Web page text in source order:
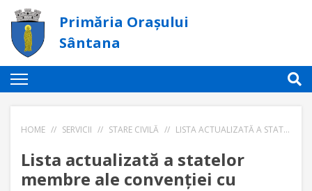
Primăria Orașului
Sântana
HOME // SERVICII // STARE CIVILĂ // LISTA ACTUALIZATĂ A STATELOR MEMBRE ALE CONVENȚIEI CU PRIVIRE LA SUPRIMAREA CERINȚEI SUPRALEGALIZĂRII ACTELOR OFICIALE STRĂINE, ÎNCHEIATĂ LA HAGA LA 5 OCTOMBRIE 1951
Lista actualizată a statelor
membre ale convenției cu